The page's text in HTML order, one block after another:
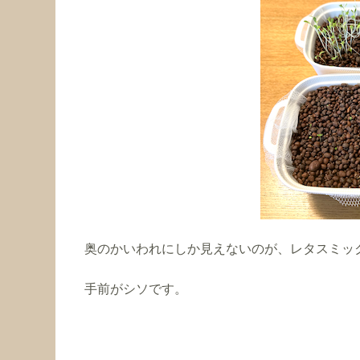
奥のかいわれにしか見えないのが、レタスミッ
手前がシソです。